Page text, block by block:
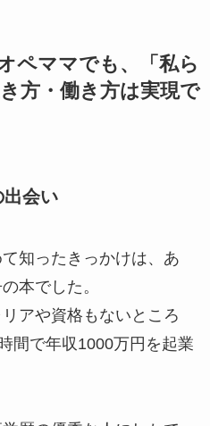
ペママでも、「私ら
方・働き方は実現で
出会い
知ったきっかけは、あ
本でした。
アや資格もないところ
間で年収1000万円を起業